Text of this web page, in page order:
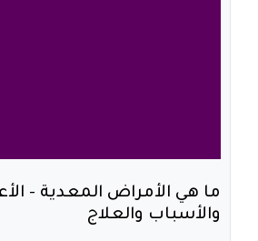
ما هي الأمراض المعدية -
والأسباب والعلاج